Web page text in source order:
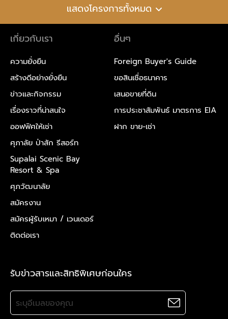
แสดงโครงการทั้งหมด
เกี่ยวกับเรา
ความยั่งยืน
สร้างดีอย่างยั่งยืน
ข่าวและกิจกรรม
เรื่องราวที่น่าสนใจ
ออฟฟิศให้เช่า
ศุภาลัย ป่าสัก รีสอร์ท
Supalai Scenic Bay
Resort & Spa
ศุภวัฒนาลัย
สมัครงาน
สมัครผู้รับเหมา / เวนเดอร์
ติดต่อเรา
อื่นๆ
Foreign Buyer's Guide
ขอสินเชื่อธนาคาร
เสนอขายที่ดิน
การประชาสัมพันธ์ มาตรการ EIA
ฝาก ขาย-เช่า
รับข่าวสารและสิทธิพิเศษก่อนใคร